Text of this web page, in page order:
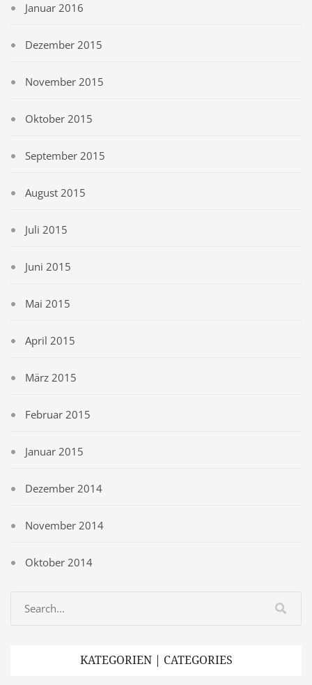
Januar 2016
Dezember 2015
November 2015
Oktober 2015
September 2015
August 2015
Juli 2015
Juni 2015
Mai 2015
April 2015
März 2015
Februar 2015
Januar 2015
Dezember 2014
November 2014
Oktober 2014
KATEGORIEN | CATEGORIES